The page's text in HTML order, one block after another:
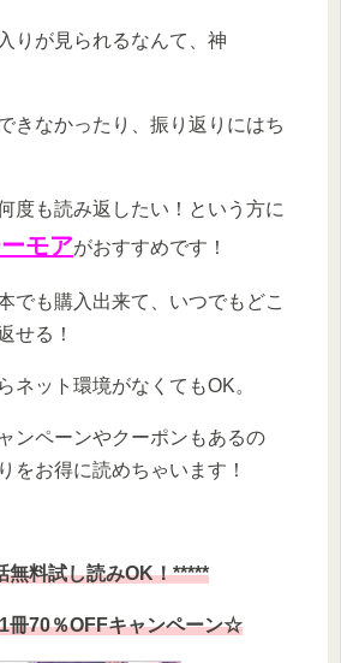
りが見られるなんて、神
きなかったり、振り返りにはち
度も読み返したい！という方に
モアがおすすめです！
でも購入出来て、いつでもどこ
せる！
ネット環境がなくてもOK。
ンペーンやクーポンもあるの
をお得に読めちゃいます！
無料試し読みOK！*****
冊70％OFFキャンペーン☆